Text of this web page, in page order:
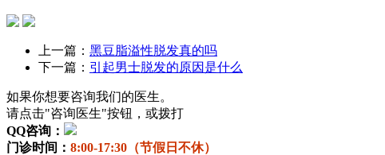
上一篇： 黑豆脂溢性脱发真的吗
下一篇： 引起男士脱发的原因是什么
如果你想要咨询我们的医生。
请点击"咨询医生"按钮，或拨打
QQ咨询：
门诊时间： 8:00-17:30（节假日不休）